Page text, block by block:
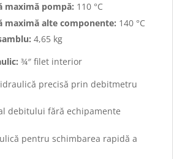
maximă pompă: 110 °C
maximă alte componente: 140 °C
4,65 kg
¾″ filet interior
precisă prin debitmetru
debitului fără echipamente
pentru schimbarea rapidă a